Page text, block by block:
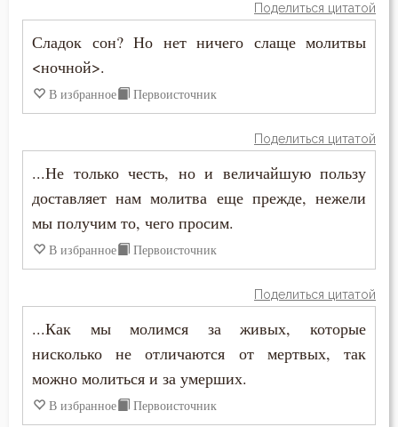
Знание
Идолопоклонство
Икона
Исповедник
Клятва
Колдовство
Поделиться цитатой
Сладок сон? Но нет ничего слаще молитвы
<ночной>.
В избранное Первоисточник
Поделиться цитатой
...Не только честь, но и величайшую пользу
доставляет нам молитва еще прежде, нежели
мы получим то, чего просим.
В избранное Первоисточник
Поделиться цитатой
...Как мы молимся за живых, которые
нисколько не отличаются от мертвых, так
можно молиться и за умерших.
В избранное Первоисточник